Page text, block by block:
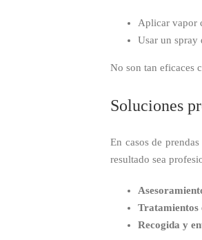
Aplicar vapor
Usar un spray
No son tan eficaces
Soluciones
En casos de
resultado sea
Tratamientos
Recogida y